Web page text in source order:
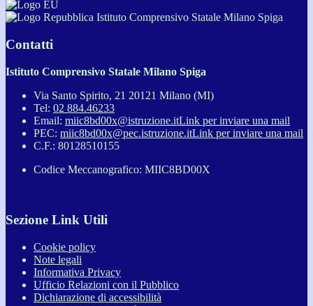
Istituto Comprensivo Statale Milano Spiga
Contatti
Istituto Comprensivo Statale Milano Spiga
Via Santo Spirito, 21 20121 Milano (MI)
Tel: 02 884.46233
Email: miic8bd00x@istruzione.itLink per inviare una mail
PEC: miic8bd00x@pec.istruzione.itLink per inviare una mail
C.F.: 80128510155
Codice Meccanografico: MIIC8BD00X
Sezione Link Utili
Cookie policy
Note legali
Informativa Privacy
Ufficio Relazioni con il Pubblico
Dichiarazione di accessibilità